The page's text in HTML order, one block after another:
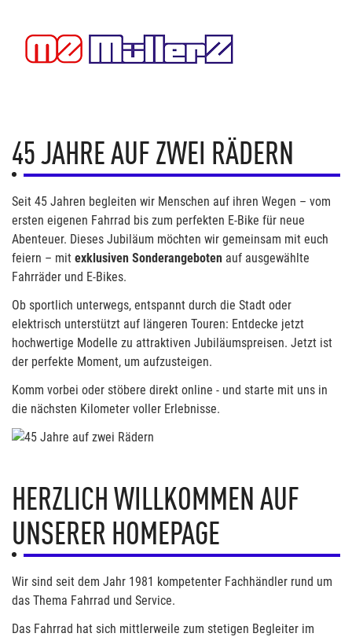
45 JAHRE AUF ZWEI RÄDERN
Seit 45 Jahren begleiten wir Menschen auf ihren Wegen – vom
ersten eigenen Fahrrad bis zum perfekten E-Bike für neue
Abenteuer. Dieses Jubiläum möchten wir gemeinsam mit euch
feiern – mit exklusiven Sonderangeboten auf ausgewählte
Fahrräder und E-Bikes.
Ob sportlich unterwegs, entspannt durch die Stadt oder
elektrisch unterstützt auf längeren Touren: Entdecke jetzt
hochwertige Modelle zu attraktiven Jubiläumspreisen. Jetzt ist
der perfekte Moment, um aufzusteigen.
Komm vorbei oder stöbere direkt online - und starte mit uns in
die nächsten Kilometer voller Erlebnisse.
HERZLICH WILLKOMMEN AUF
UNSERER HOMEPAGE
Wir sind seit dem Jahr 1981 kompetenter Fachhändler rund um
das Thema Fahrrad und Service.
Das Fahrrad hat sich mittlerweile zum stetigen Begleiter im